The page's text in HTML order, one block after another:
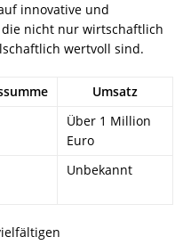
innovative und
die nicht nur wirtschaftlich
wertvoll sind.
Umsatz
Über 1 Million
Euro
Unbekannt